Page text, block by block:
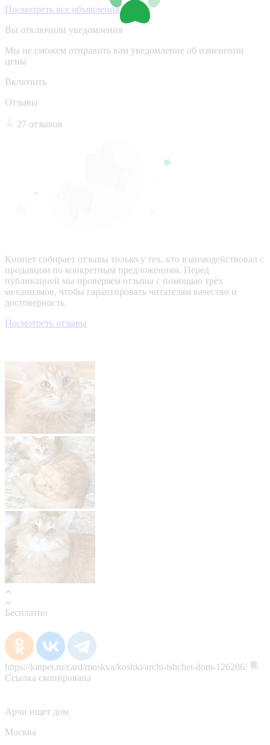
Посмотреть все объявления
Вы отключили уведомления
Мы не сможем отправить вам уведомление об изменении
цены
Включить
Отзывы
27 отзывов
Кинпет собирает отзывы только у тех, кто взаимодействовал с
продавцом по конкретным предложениям. Перед
публикацией мы проверяем отзывы с помощью трёх
механизмов, чтобы гарантировать читателям качество и
достоверность
Посмотреть отзывы
Бесплатно
https://kinpet.ru/card/moskva/koshki/archi-ishchet-dom-126286/
Ссылка скопирована
Арчи ищет дом
Москва